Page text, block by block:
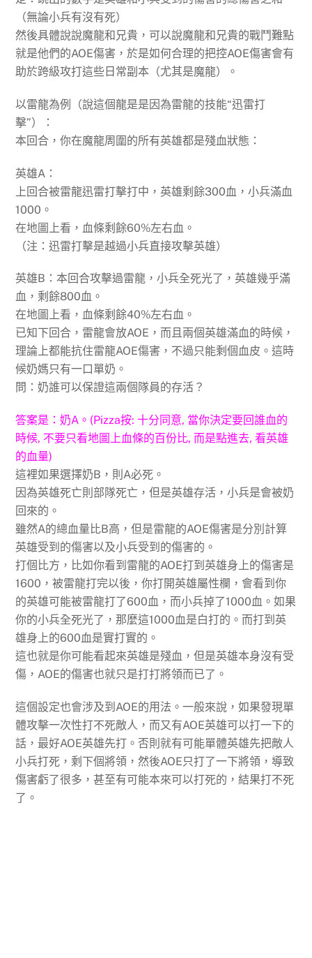
（無論小兵有沒有死）
然後具體說說魔龍和兄貴，可以說魔龍和兄貴的戰鬥難點
就是他們的AOE傷害，於是如何合理的把控AOE傷害會有
助於跨級攻打這些日常副本（尤其是魔龍）。
以雷龍為例（說這個龍是是因為雷龍的技能“迅雷打
擊”）：
本回合，你在魔龍周圍的所有英雄都是殘血狀態：
英雄A：
上回合被雷龍迅雷打擊打中，英雄剩餘300血，小兵滿血
1000。
在地圖上看，血條剩餘60%左右血。
（注：迅雷打擊是越過小兵直接攻擊英雄）
英雄B：本回合攻擊過雷龍，小兵全死光了，英雄幾乎滿
血，剩餘800血。
在地圖上看，血條剩餘40%左右血。
已知下回合，雷龍會放AOE，而且兩個英雄滿血的時候，
理論上都能抗住雷龍AOE傷害，不過只能剩個血皮。這時
候奶媽只有一口單奶。
問：奶誰可以保證這兩個隊員的存活？
答案是：奶A。(Pizza按: 十分同意, 當你決定要回誰血的
時候, 不要只看地圖上血條的百份比, 而是點進去, 看英雄
的血量)
這裡如果選擇奶B，則A必死。
因為英雄死亡則部隊死亡，但是英雄存活，小兵是會被奶
回來的。
雖然A的總血量比B高，但是雷龍的AOE傷害是分別計算
英雄受到的傷害以及小兵受到的傷害的。
打個比方，比如你看到雷龍的AOE打到英雄身上的傷害是
1600，被雷龍打完以後，你打開英雄屬性欄，會看到你
的英雄可能被雷龍打了600血，而小兵掉了1000血。如果
你的小兵全死光了，那麼這1000血是白打的。而打到英
雄身上的600血是實打實的。
這也就是你可能看起來英雄是殘血，但是英雄本身沒有受
傷，AOE的傷害也就只是打打將領而已了。
這個設定也會涉及到AOE的用法。一般來說，如果發現單
體攻擊一次性打不死敵人，而又有AOE英雄可以打一下的
話，最好AOE英雄先打。否則就有可能單體英雄先把敵人
小兵打死，剩下個將領，然後AOE只打了一下將領，導致
傷害虧了很多，甚至有可能本來可以打死的，結果打不死
了。